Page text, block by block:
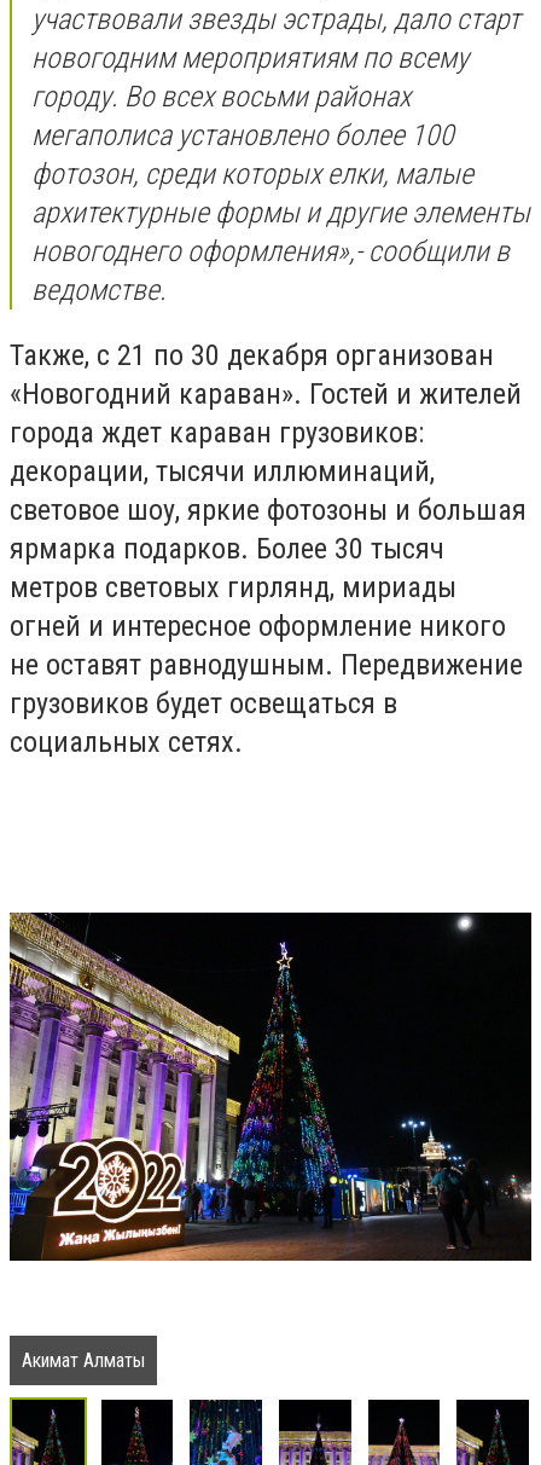
участвовали звезды эстрады, дало старт
новогодним мероприятиям по всему
городу. Во всех восьми районах
мегаполиса установлено более 100
фотозон, среди которых елки, малые
архитектурные формы и другие элементы
новогоднего оформления»,- сообщили в
ведомстве.
Также, с 21 по 30 декабря организован
«Новогодний караван». Гостей и жителей
города ждет караван грузовиков:
декорации, тысячи иллюминаций,
световое шоу, яркие фотозоны и большая
ярмарка подарков. Более 30 тысяч
метров световых гирлянд, мириады
огней и интересное оформление никого
не оставят равнодушным. Передвижение
грузовиков будет освещаться в
социальных сетях.
Акимат Алматы